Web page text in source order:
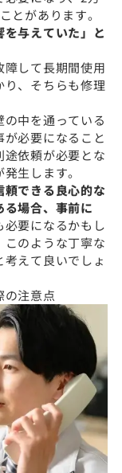
とがあります。
を与えていた」と
して長期間使用
、そちらも修理
中を通っている
必要になること
依頼が必要とな
生します。
頼できる良心的な
場合、事前に
要になるかもし
このような丁寧な
えて良いでしょ
の注意点